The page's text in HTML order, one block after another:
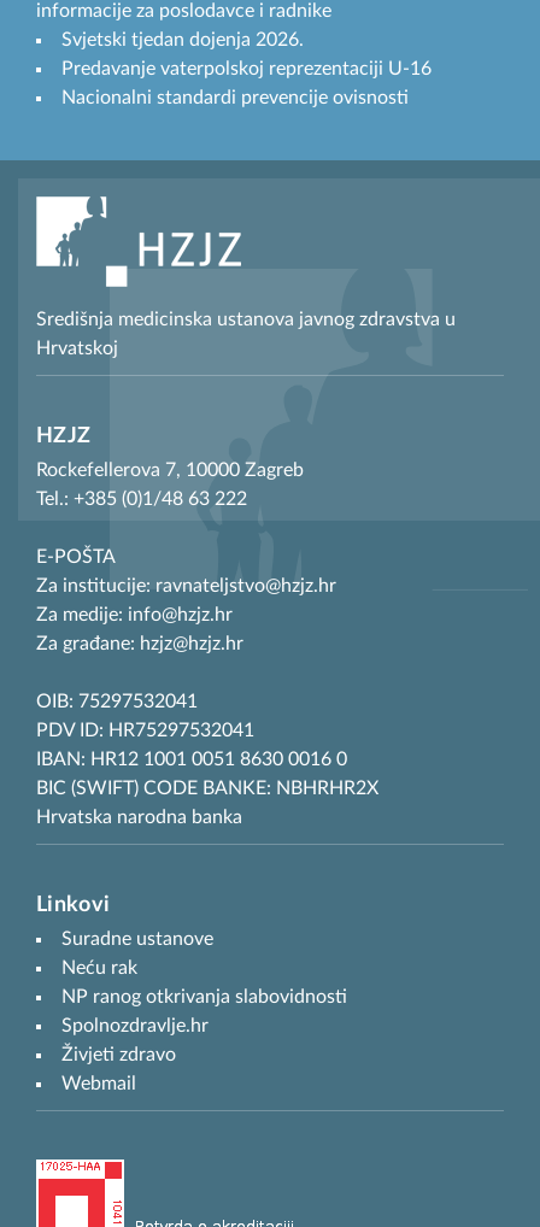
informacije za poslodavce i radnike
Svjetski tjedan dojenja 2026.
Predavanje vaterpolskoj reprezentaciji U-16
Nacionalni standardi prevencije ovisnosti
Središnja medicinska ustanova javnog zdravstva u
Hrvatskoj
HZJZ
Rockefellerova 7, 10000 Zagreb
Tel.: +385 (0)1/48 63 222
E-POŠTA
Za institucije: ravnateljstvo@hzjz.hr
Za medije: info@hzjz.hr
Za građane: hzjz@hzjz.hr
OIB: 75297532041
PDV ID: HR75297532041
IBAN: HR12 1001 0051 8630 0016 0
BIC (SWIFT) CODE BANKE: NBHRHR2X
Hrvatska narodna banka
Linkovi
Suradne ustanove
Neću rak
NP ranog otkrivanja slabovidnosti
Spolnozdravlje.hr
Živjeti zdravo
Webmail